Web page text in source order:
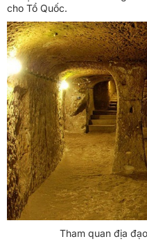
cho Tổ Quốc.
Tham quan địa